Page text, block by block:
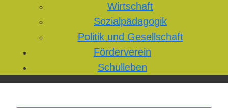
Wirtschaft
Sozialpädagogik
Politik und Gesellschaft
Förderverein
Schulleben